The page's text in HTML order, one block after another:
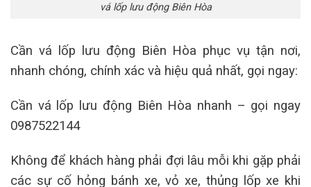
vá lốp lưu động Biên Hòa
Cần vá lốp lưu động Biên Hòa phục vụ tận nơi,
nhanh chóng, chính xác và hiệu quả nhất, gọi ngay:
Cần vá lốp lưu động Biên Hòa nhanh – gọi ngay
0987522144
Không để khách hàng phải đợi lâu mỗi khi gặp phải
các sự cố hỏng bánh xe, vỏ xe, thủng lốp xe khi